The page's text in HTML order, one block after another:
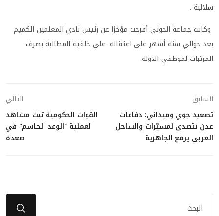
سلالية .
وكانت جماعة الحوثي أفرجت مؤخرًا عن رئيس نادي المعلمين الكميم
بعد حوالي ستة أشهر على اعتقاله، على خلفية المطالبة بصرف
المرتبات لموظفي الدولة.
السابق
تصعيد جوي وميداني: دفاعات
عدن تتصدى لمسيّرات والساحل
الغربي يرفع الجاهزية
التالي
القوات الحكومية تبث مشاهد
لعملية "الوعد الحاسم" في
صعدة